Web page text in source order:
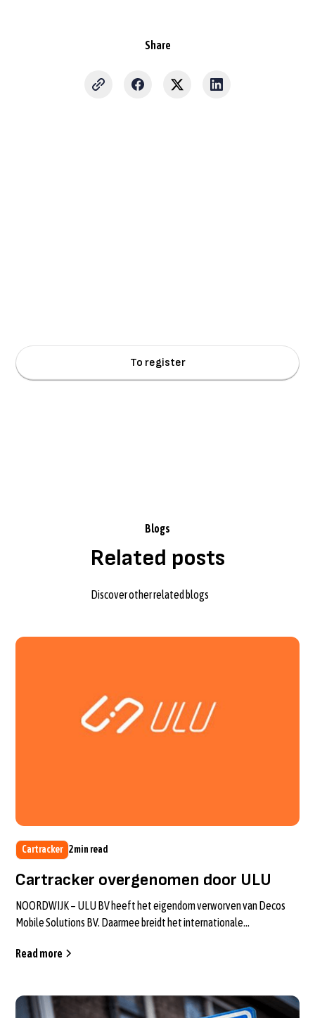
Share
Blogs
Related posts
Discover other related blogs
Cartracker 2min read
Cartracker overgenomen door ULU
NOORDWIJK – ULU BV heeft het eigendom verworven van Decos
Mobile Solutions BV. Daarmee breidt het internationale
Read more